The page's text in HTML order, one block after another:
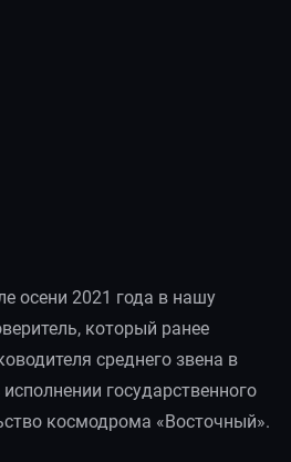
осени 2021 года в нашу
который ранее
среднего звена в
государственного
космодрома «Восточный».